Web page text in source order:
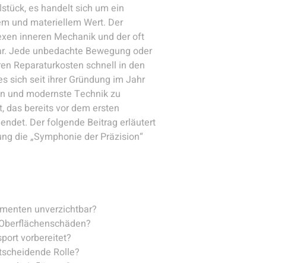
es handelt sich um ein
und materiellem Wert. Der
inneren Mechanik und der oft
Jede unbedachte Bewegung oder
Reparaturkosten schnell in den
sich seit ihrer Gründung im Jahr
und modernste Technik zu
das bereits vor dem ersten
Der folgende Beitrag erläutert
die „Symphonie der Präzision“
unverzichtbar?
vorbereitet?
Rolle?